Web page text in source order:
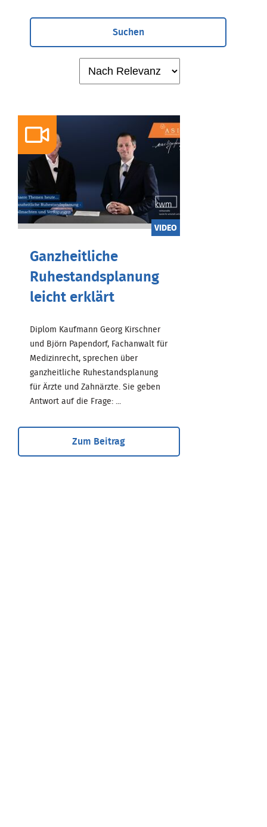
Suchen
VIDEO
Ganzheitliche
Ruhestandsplanung
leicht erklärt
Diplom Kaufmann Georg Kirschner
und Björn Papendorf, Fachanwalt für
Medizinrecht, sprechen über
ganzheitliche Ruhestandsplanung
für Ärzte und Zahnärzte. Sie geben
Antwort auf die Frage: ...
Zum Beitrag